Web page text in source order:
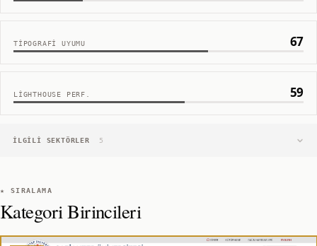
TIPOGRAFI UYUMU 67
LIGHTHOUSE PERF. 59
İLGILI SEKTÖRLER 5
★ SIRALAMA
Kategori Birincileri